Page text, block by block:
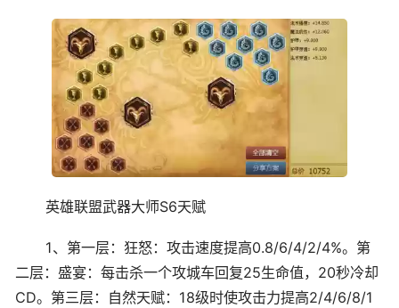
英雄联盟武器大师S6天赋
1、第一层：狂怒：攻击速度提高0.8/6/4/2/4%。第
二层：盛宴：每击杀一个攻城车回复25生命值，20秒冷却
CD。第三层：自然天赋：18级时使攻击力提高2/4/6/8/1